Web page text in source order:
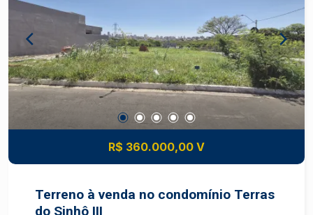
R$ 360.000,00 V
Terreno à venda no condomínio Terras
do Sinhô III